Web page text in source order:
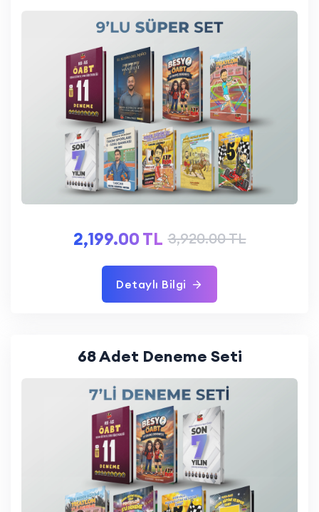
2,199.00 TL 3,920.00 TL
Detaylı Bilgi
68 Adet Deneme Seti